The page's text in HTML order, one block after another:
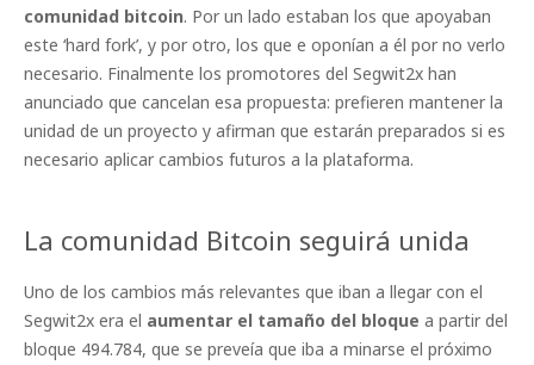
comunidad bitcoin. Por un lado estaban los que apoyaban
este ‘hard fork’, y por otro, los que e oponían a él por no verlo
necesario. Finalmente los promotores del Segwit2x han
anunciado que cancelan esa propuesta: prefieren mantener la
unidad de un proyecto y afirman que estarán preparados si es
necesario aplicar cambios futuros a la plataforma.
La comunidad Bitcoin seguirá unida
Uno de los cambios más relevantes que iban a llegar con el
Segwit2x era el aumentar el tamaño del bloque a partir del
bloque 494.784, que se preveía que iba a minarse el próximo